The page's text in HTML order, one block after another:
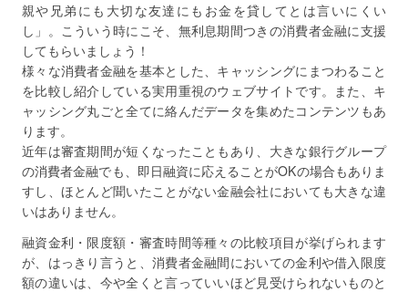
親や兄弟にも大切な友達にもお金を貸してとは言いにくい
し」。こういう時にこそ、無利息期間つきの消費者金融に支援
してもらいましょう！
様々な消費者金融を基本とした、キャッシングにまつわること
を比較し紹介している実用重視のウェブサイトです。また、キ
ャッシング丸ごと全てに絡んだデータを集めたコンテンツもあ
ります。
近年は審査期間が短くなったこともあり、大きな銀行グループ
の消費者金融でも、即日融資に応えることがOKの場合もありま
すし、ほとんど聞いたことがない金融会社においても大きな違
いはありません。
融資金利・限度額・審査時間等種々の比較項目が挙げられます
が、はっきり言うと、消費者金融間においての金利や借入限度
額の違いは、今や全くと言っていいほど見受けられないものと